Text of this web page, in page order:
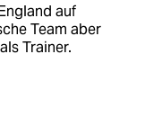
auf
Team aber
Trainer.